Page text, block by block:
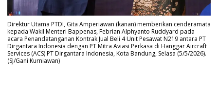
Direktur Utama PTDI, Gita Amperiawan (kanan) memberikan cenderamata
kepada Wakil Menteri Bappenas, Febrian Alphyanto Ruddyard pada
acara Penandatanganan Kontrak Jual Beli 4 Unit Pesawat N219 antara PT
Dirgantara Indonesia dengan PT Mitra Aviasi Perkasa di Hanggar Aircraft
Services (ACS) PT Dirgantara Indonesia, Kota Bandung, Selasa (5/5/2026).
(SJ/Gani Kurniawan)